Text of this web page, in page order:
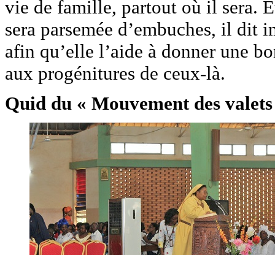
vie de famille, partout où il sera.
sera parsemée d’embuches, il dit
afin qu’elle l’aide à donner une
aux progénitures de ceux-là.
Quid du « Mouvement des